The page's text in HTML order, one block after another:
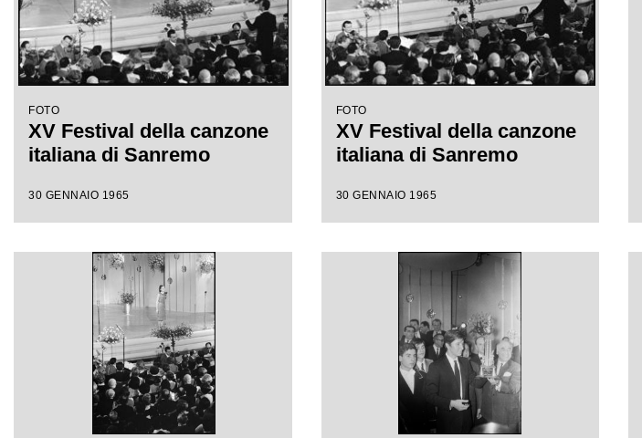
FOTO
XV Festival della canzone
italiana di Sanremo
30 GENNAIO 1965
FOTO
XV Festival della canzone
italiana di Sanremo
30 GENNAIO 1965